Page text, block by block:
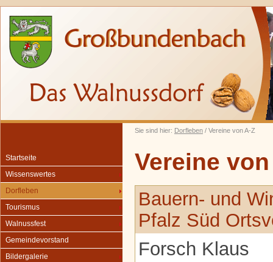
Sie sind hier: Dorfleben / Vereine von A-Z
Startseite
Wissenswertes
Dorfleben
Tourismus
Walnussfest
Gemeindevorstand
Bildergalerie
Vereine
Bauern- und
Pfalz Süd
Forsch Klaus